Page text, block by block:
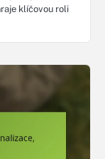
klíčovou roli